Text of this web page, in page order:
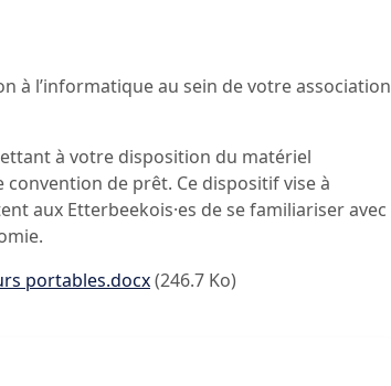
à l’informatique au sein de votre association
à votre disposition du matériel
de prêt. Ce dispositif vise à
aux Etterbeekois·es de se familiariser avec
portables.docx(246.7 Ko)